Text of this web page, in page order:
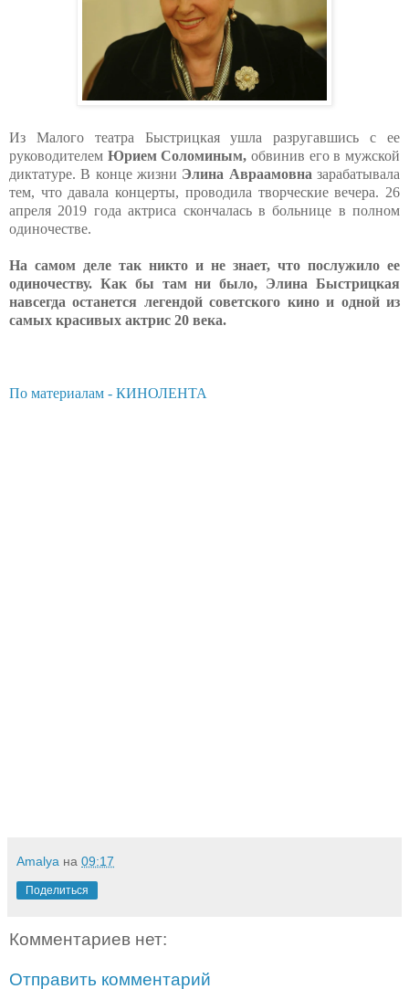
Из Малого театра Быстрицкая ушла разругавшись с ее
руководителем Юрием Соломиным, обвинив его в мужской
диктатуре. В конце жизни Элина Авраамовна зарабатывала
тем, что давала концерты, проводила творческие вечера. 26
апреля 2019 года актриса скончалась в больнице в полном
одиночестве.
На самом деле так никто и не знает, что послужило ее
одиночеству. Как бы там ни было, Элина Быстрицкая
навсегда останется легендой советского кино и одной из
самых красивых актрис 20 века.
По материалам - КИНОЛЕНТА
Amalya на 09:17
Поделиться
Комментариев нет:
Отправить комментарий